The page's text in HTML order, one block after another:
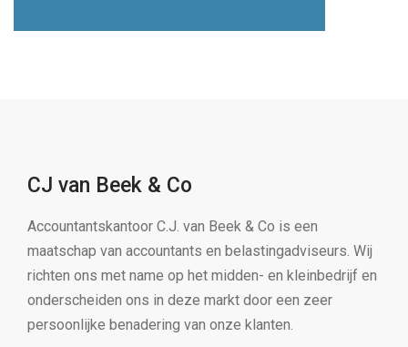
CJ van Beek & Co
Accountantskantoor C.J. van Beek & Co is een
maatschap van accountants en belastingadviseurs. Wij
richten ons met name op het midden- en kleinbedrijf en
onderscheiden ons in deze markt door een zeer
persoonlijke benadering van onze klanten.